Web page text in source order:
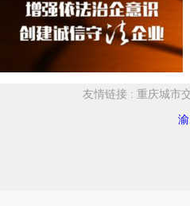
友情链接 : 重庆城市